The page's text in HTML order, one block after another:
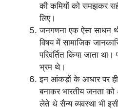
की कमियों को समझकर
लिए।
जनगणना एक ऐसा साधन
विषय में सामाजिक
परिवर्तित किया जाता
भ्रम थे।
इन आंकड़ों के आधार पर
बनाकर भारतीय जनता
लेते थे सैन्य व्यवस्था भी